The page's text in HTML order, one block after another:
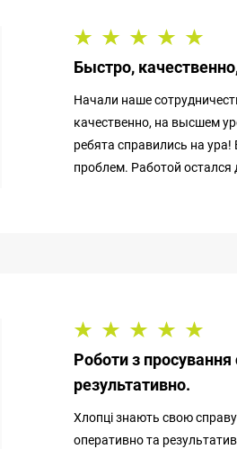
Быстро,
Начали наше
качественно, на высшем
ребята справились на
проблем. Работой остался
Роботи з
результативно.
Хлопці знають свою
оперативно та